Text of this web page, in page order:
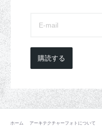
購読する
ホーム アーキテクチャーフォトについて